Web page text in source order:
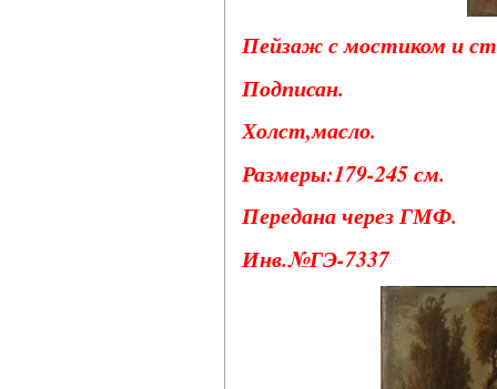
Пейзаж с мостиком и
Подписан.
Холст,масло.
Размеры:179-245 см.
Передана через ГМФ.
Инв.№ГЭ-7337